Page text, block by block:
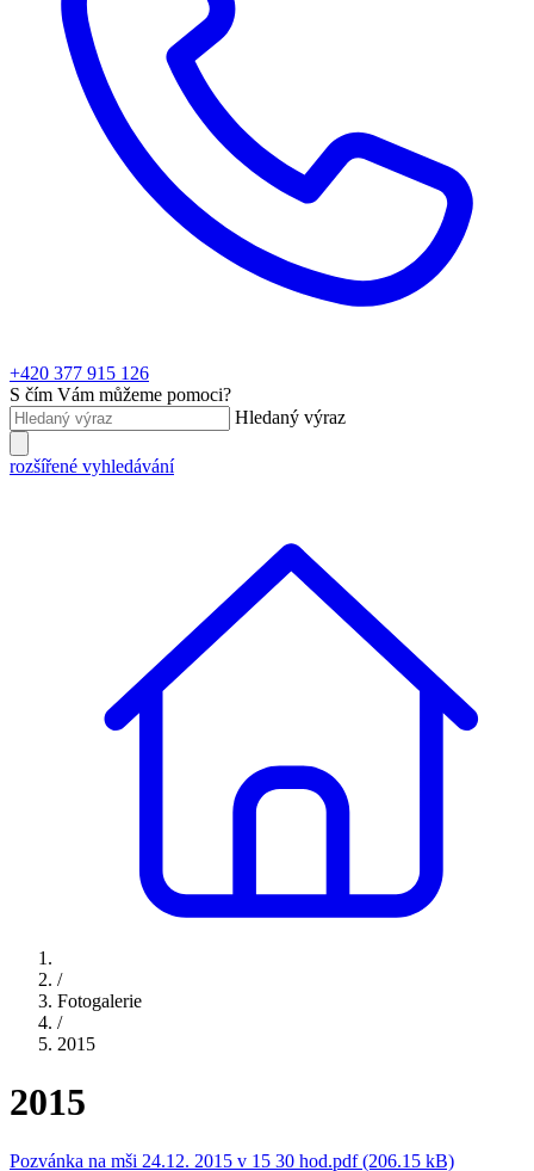
+420 377 915 126
S čím Vám můžeme pomoci?
Hledaný výraz
rozšířené vyhledávání
/
Fotogalerie
/
2015
2015
Pozvánka na mši 24.12. 2015 v 15 30 hod.pdf (206.15 kB)